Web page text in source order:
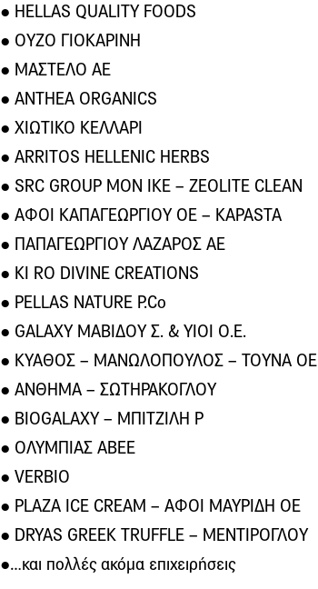
● HELLAS QUALITY FOODS
● ΟΥΖΟ ΓΙΟΚΑΡΙΝΗ
● ΜΑΣΤΕΛΟ ΑΕ
● ANTHEA ORGANICS
● ΧΙΩΤΙΚΟ ΚΕΛΛΑΡΙ
● ARRITOS HELLENIC HERBS
● SRC GROUP ΜΟΝ ΙΚΕ – ZEOLITE CLEAN
● ΑΦΟΙ ΚΑΠΑΓΕΩΡΓΙΟΥ ΟΕ – KAPASTA
● ΠΑΠΑΓΕΩΡΓΙΟΥ ΛΑΖΑΡΟΣ ΑΕ
● KI RO DIVINE CREATIONS
● PELLAS NATURE P.Co
● GALAXY ΜΑΒΙΔΟΥ Σ. & ΥΙΟΙ Ο.Ε.
● ΚΥΑΘΟΣ – ΜΑΝΩΛΟΠΟΥΛΟΣ – ΤΟΥΝΑ ΟΕ
● ΑΝΘΗΜΑ – ΣΩΤΗΡΑΚΟΓΛΟΥ
● BIOGALAXY – ΜΠΙΤΖΙΛΗ Ρ
● ΟΛΥΜΠΙΑΣ ΑΒΕΕ
● VERBIO
● PLAZA ICE CREAM – ΑΦΟΙ ΜΑΥΡΙΔΗ ΟΕ
● DRYAS GREEK TRUFFLE – ΜΕΝΤΙΡΟΓΛΟΥ
●…και πολλές ακόμα επιχειρήσεις